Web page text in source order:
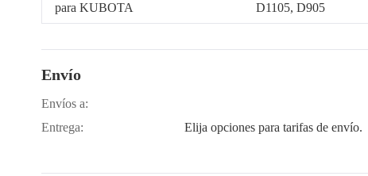
para KUBOTA D1105, D905
Envío
Envíos a:
Entrega:
Elija opciones para tarifas de envío.